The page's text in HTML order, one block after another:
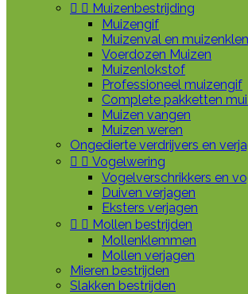
  Muizenbestrijding
Muizengif
Muizenval en
Voerdozen Muizen
Muizenlokstof
Professioneel muizengif
Complete pakketten
Muizen vangen
Muizen weren
Ongedierte verdrijvers en
  Vogelwering
Vogelverschrikkers en
Duiven verjagen
Eksters verjagen
  Mollen bestrijden
Mollenklemmen
Mollen verjagen
Mieren bestrijden
Slakken bestrijden